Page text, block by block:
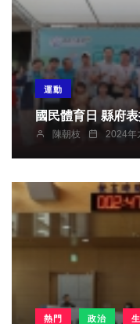
運動
國民體育日 縣府
陳朝枝 2024年
熱門 政治